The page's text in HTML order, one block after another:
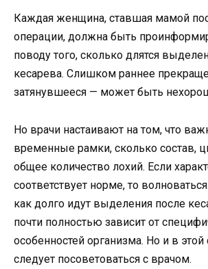
Каждая женщина, ставшая мамой
операции, должна быть
поводу того, сколько длятся
кесарева. Слишком раннее
затянувшееся — может быть
Но врачи настаивают на том, что
временные рамки, сколько состав,
общее количество лохий. Если
соответствует норме, то
как долго идут выделения после
почти полностью зависит от
особенностей организма. Но и в этой
следует посоветоваться с врачом.